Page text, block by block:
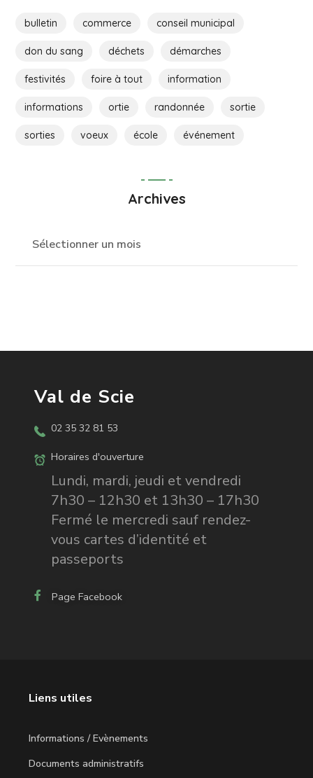
bulletin commerce conseil municipal
don du sang déchets démarches
festivités foire à tout information
informations ortie randonnée sortie
sorties voeux école événement
Archives
Val de Scie
02 35 32 81 53
Horaires d'ouverture
Lundi, mardi, jeudi et vendredi
7h30 – 12h30 et 13h30 – 17h30
Fermé le mercredi sauf rendez-
vous cartes d’identité et
passeports
Page Facebook
Liens utiles
Informations / Evènements
Documents administratifs